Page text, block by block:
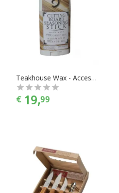
Teakhouse Wax - Accessoire - Natural Board Seasoning Stick - 0,06 Liter
€ 19,99